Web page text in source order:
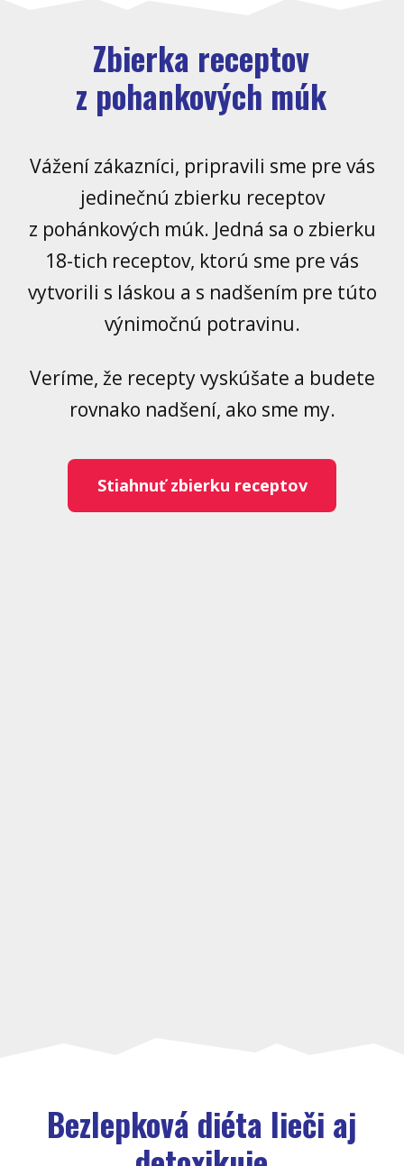
Zbierka receptov
z pohankových múk
Vážení zákazníci, pripravili sme pre vás
jedinečnú zbierku receptov
z pohánkových múk. Jedná sa o zbierku
18-tich receptov, ktorú sme pre vás
vytvorili s láskou a s nadšením pre túto
výnimočnú potravinu.
Veríme, že recepty vyskúšate a budete
rovnako nadšení, ako sme my.
Stiahnuť zbierku receptov
Bezlepková diéta lieči aj